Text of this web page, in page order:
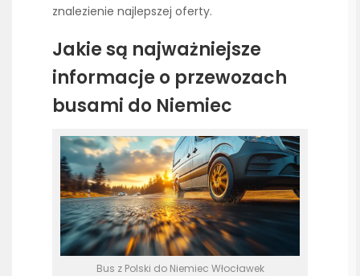
znalezienie najlepszej oferty.
Jakie są najważniejsze
informacje o przewozach
busami do Niemiec
Bus z Polski do Niemiec Włocławek